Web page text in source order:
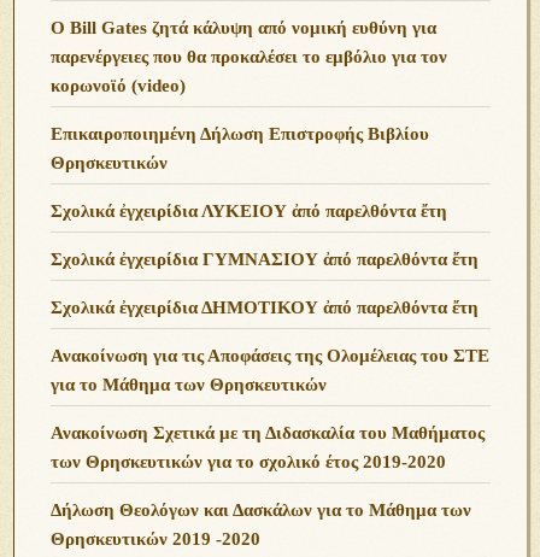
O Bill Gates ζητά κάλυψη από νομική ευθύνη για
παρενέργειες που θα προκαλέσει το εμβόλιο για τον
κορωνοϊό (video)
Επικαιροποιημένη Δήλωση Επιστροφής Βιβλίου
Θρησκευτικών
Σχολικά ἐγχειρίδια ΛΥΚΕΙΟΥ ἀπό παρελθόντα ἔτη
Σχολικά ἐγχειρίδια ΓΥΜΝΑΣΙΟΥ ἀπό παρελθόντα ἔτη
Σχολικά ἐγχειρίδια ΔΗΜΟΤΙΚΟΥ ἀπό παρελθόντα ἔτη
Ανακοίνωση για τις Αποφάσεις της Ολομέλειας του ΣΤΕ
για το Μάθημα των Θρησκευτικών
Ανακοίνωση Σχετικά με τη Διδασκαλία του Μαθήματος
των Θρησκευτικών για το σχολικό έτος 2019-2020
Δήλωση Θεολόγων και Δασκάλων για το Μάθημα των
Θρησκευτικών 2019 -2020